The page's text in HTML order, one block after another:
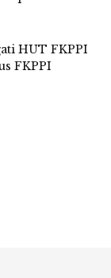
HUT FKPPI
FKPPI